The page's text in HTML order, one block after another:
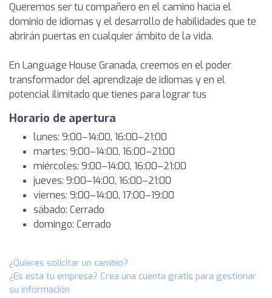
Queremos ser tu compañero en el camino hacia el
dominio de idiomas y el desarrollo de habilidades que te
abrirán puertas en cualquier ámbito de la vida.
En Language House Granada, creemos en el poder
transformador del aprendizaje de idiomas y en el
potencial ilimitado que tienes para lograr tus
Horario de apertura
lunes: 9:00–14:00, 16:00–21:00
martes: 9:00–14:00, 16:00–21:00
miércoles: 9:00–14:00, 16:00–21:00
jueves: 9:00–14:00, 16:00–21:00
viernes: 9:00–14:00, 17:00–19:00
sábado: Cerrado
domingo: Cerrado
¿Quieres solicitar un cambio?
¿Es esta tu empresa? Crea una cuenta gratis para gestionar
su información